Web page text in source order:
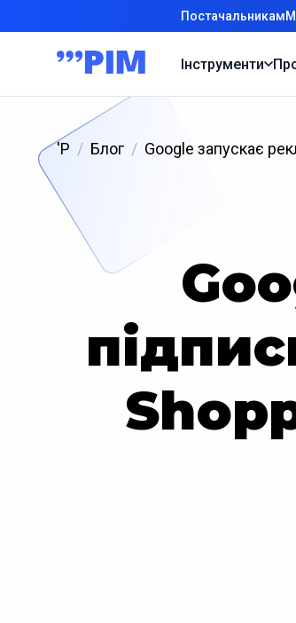
Постачальникам
Інструменти
'P Блог Google запускає